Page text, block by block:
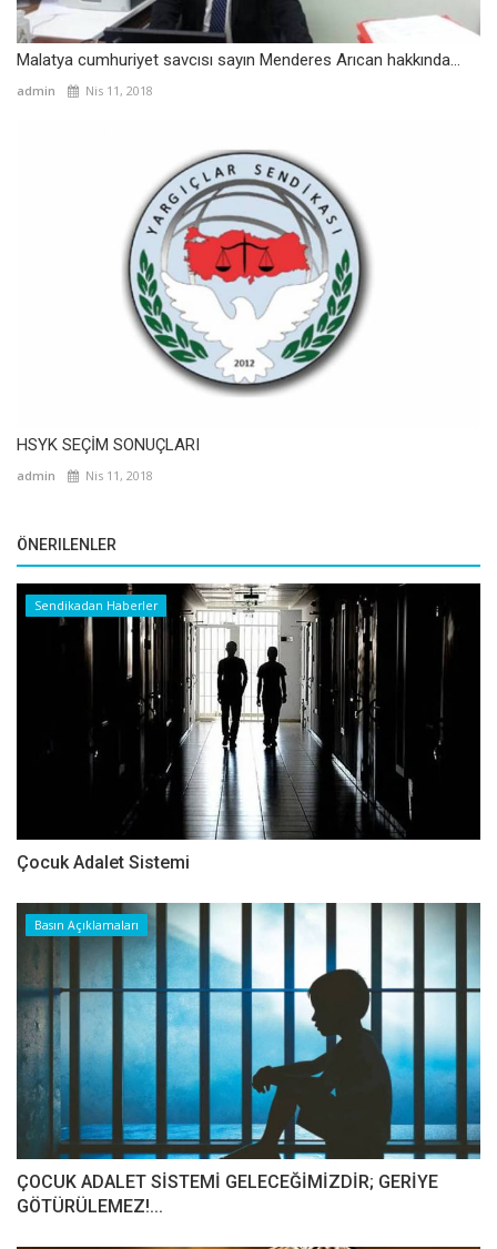
Malatya cumhuriyet savcısı sayın Menderes Arıcan hakkında...
admin Nis 11, 2018
HSYK SEÇİM SONUÇLARI
admin Nis 11, 2018
ÖNERILENLER
Sendikadan Haberler
Çocuk Adalet Sistemi
Basın Açıklamaları
ÇOCUK ADALET SİSTEMİ GELECEĞİMİZDİR; GERİYE
GÖTÜRÜLEMEZ!...